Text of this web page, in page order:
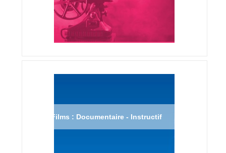
Films : Documentaire - Instructif